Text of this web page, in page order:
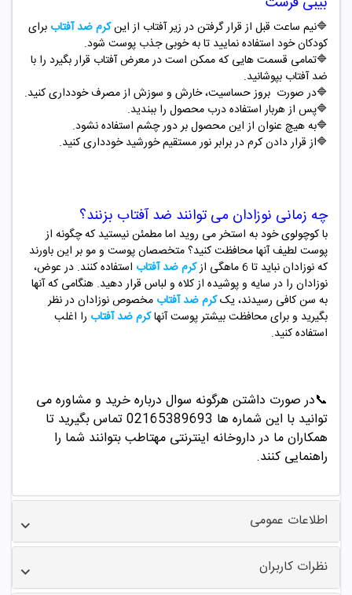
🔷نیم ساعت قبل از قرار گرفتن در زیر آفتاب از اینکرم ضد آفتاب برای
کودکان خود استفاده نمایید تا به خوبی جذب پوست شود.
🔷تمامی قسمت هایی که ممکن است در معرض آفتاب قرار بگیرد را با
ضد آفتاب بپوشانید.
🔷در صورت بروز حساسیت، خارش و سوزش از مصرف خودداری کنید.
🔷پس از هربار استفاده درب محصول را ببندید.
🔷به هیچ عنوان از این محصول بر دور چشم استفاده نشود.
🔷از قرار دادن کرم در برابر نور مستقیم خورشید خودداری کنید.
چه زمانی نوزادان می توانند ضد آفتاب بزنند؟
با کوچولوی خود به استخر می روید اما مطمئن نیستید که چگونه از
پوست لطیف آنها محافظت کنید؟ متخصصان پوست و مو بر این باورند
که نوزادان نباید تا 6 ماهگی از
کرم ضد آفتاب استفاده کنند. در عوض،
نوزادان را در سایه و پوشیده از کلاه و لباس قرار دهید. هنگامی که آنها
به سن کافی رسیدند، یککرم ضد آفتاب مخصوص نوزادان در نظر
بگیرید و برای محافظت بیشتر پوست آنهاکرم ضد آفتاب را اغلب
استفاده کنید.
📞در صورت داشتن هرگونه سوال درباره خرید و مشاوره می
توانید با این شماره ها 02165389693
تماس بگیرید تا
همکاران ما در داروخانه اینترنتی مهتاطب بتوانند شما را
راهنمایی کنند.
اطلاعات عمومی
نظرات کاربران